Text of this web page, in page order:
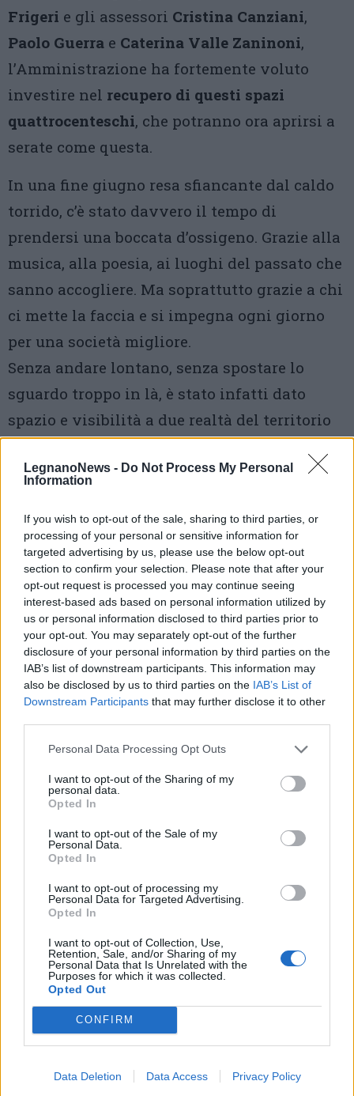
LegnanoNews - Do Not Process My Personal
Information
If you wish to opt-out of the sale, sharing to third parties, or
processing of your personal or sensitive information for
targeted advertising by us, please use the below opt-out
section to confirm your selection. Please note that after your
opt-out request is processed you may continue seeing
interest-based ads based on personal information utilized by
us or personal information disclosed to third parties prior to
your opt-out. You may separately opt-out of the further
disclosure of your personal information by third parties on the
IAB’s list of downstream participants. This information may
also be disclosed by us to third parties on the IAB’s List of
Downstream Participants that may further disclose it to other
Personal Data Processing Opt Outs
I want to opt-out of the Sharing of my
personal data.
Opted In
I want to opt-out of the Sale of my
Personal Data.
Opted In
I want to opt-out of processing my
Personal Data for Targeted Advertising.
Opted In
I want to opt-out of Collection, Use,
Retention, Sale, and/or Sharing of my
Personal Data that Is Unrelated with the
Purposes for which it was collected.
Opted Out
CONFIRM
Data Deletion Data Access Privacy Policy
Frigeri e gli assessori Cristina Canziani,
Paolo Guerra e Caterina Valle Zaninoni,
l’Amministrazione ha fortemente voluto
investire nel recupero di questi spazi
quattrocenteschi, che potranno ora aprirsi a
serate come questa.
In una fine giugno resa sfiancante dal caldo
torrido, c’è stato davvero il tempo di
prendersi una boccata d’ossigeno. Grazie alla
musica, alla poesia, ai luoghi del passato che
sanno accogliere. Ma soprattutto grazie a chi
ci mette la faccia e si impegna ogni giorno
per una società migliore.
Senza andare lontano, senza spostare lo
sguardo troppo in là, è stato infatti dato
spazio e visibilità a due realtà del territorio
che sanno fare la differenza. La società
tradateseDonna OggieCasa Pierangela.
Il valore del gruppo di Tradate emerge dallo
statuto: “Svolgendo differenti attività o
semplicemente stando insieme, si mira a
ristabilire la sorellanza nella donna
moderna, con lo scopo di recuperare le
relazioni”.
Casa Pierangela
Monteruzzo a Castiglione, accoglie donne
con bambini in situazioni di fragilità e
permette loro di ricostruirsi una vita.
Gli assessori ne hanno descritto il valore e la
coralità di associazioni che collaborano per
fiancheggiarne il lavoro.